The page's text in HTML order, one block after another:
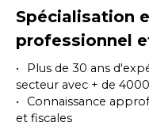
Spécialisation
professionnel
Plus de 30 ans
secteur avec + de
Connaissance
et fiscales